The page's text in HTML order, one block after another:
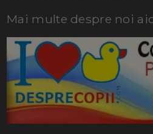
Mai multe despre noi